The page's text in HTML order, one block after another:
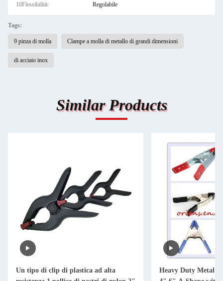
10Flessibilità: Regolabile
Tags:
9 pinza di molla Clampe a molla di metallo di grandi dimensioni
di acciaio inox
Similar Products
Un tipo di clip di plastica ad alta
Heavy Duty Metal